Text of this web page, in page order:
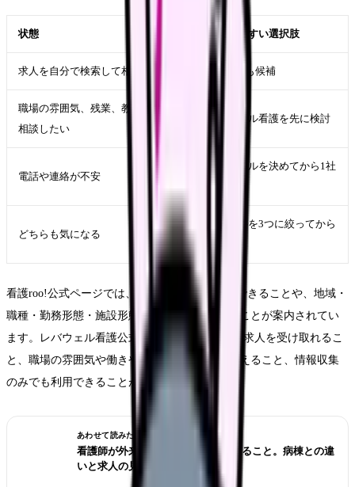
状態 先に見やすい選択肢
求人を自分で検索して相場を見たい 看護roo!も候補
職場の雰囲気、残業、教育体制まで
相談したい
レバウェル看護を先に検討
電話や連絡が不安
連絡ルールを決めてから1社
どちらも気になる
まず条件を3つに絞ってから
看護roo!公式ページでは、登録せずに求人検索できることや、地域・
職種・勤務形態・施設形態などで求人を探せることが案内されてい
ます。レバウェル看護公式ページでは、LINEで求人を受け取れるこ
と、職場の雰囲気や働きやすさなどの情報を伝えること、情報収集
のみでも利用できることが案内されています。
あわせて読みたい
看護師が外来へ転職する前に確認すること。病棟との違
いと求人の見方